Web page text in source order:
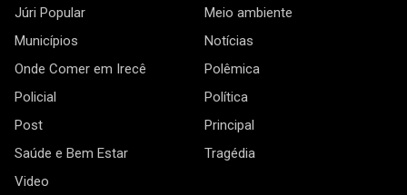
Júri Popular
Meio ambiente
Municípios
Notícias
Onde Comer em Irecê
Polêmica
Policial
Política
Post
Principal
Saúde e Bem Estar
Tragédia
Video